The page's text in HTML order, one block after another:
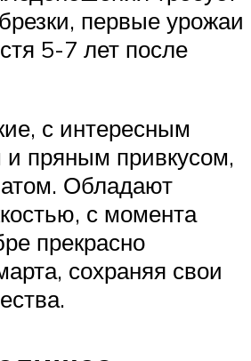
первые урожаи
5-7 лет после
с интересным
пряным привкусом,
Обладают
с момента
прекрасно
сохраняя свои